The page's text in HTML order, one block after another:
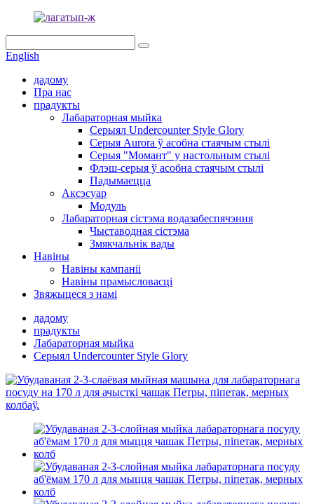
English
дадому
Пра нас
прадукты
Лабараторная мыйка
Серыял Undercounter Style Glory
Серыя Aurora ў асобна стаячым стылі
Серыя "Момант" у настольным стылі
Флэш-серыя ў асобна стаячым стылі
Падымаецца
Аксэсуар
Модуль
Лабараторная сістэма водазабеспячэння
Чыставодная сістэма
Змякчальнік вады
Навіны
Навіны кампаніі
Навіны прамысловасці
Звяжыцеся з намі
дадому
прадукты
Лабараторная мыйка
Серыял Undercounter Style Glory